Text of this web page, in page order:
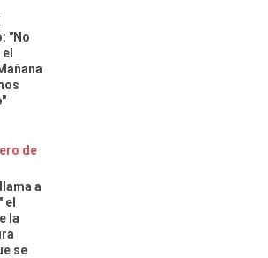
"No
de
a
el
la
se